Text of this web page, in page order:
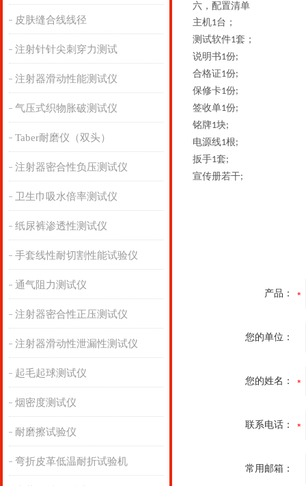
皮肤缝合线线径
注射针针尖刺穿力测试
注射器滑动性能测试仪
气压式织物胀破测试仪
Taber耐磨仪（双头）
注射器密合性负压测试仪
卫生巾吸水倍率测试仪
纸尿裤渗透性测试仪
手套线性耐切割性能试验仪
通气阻力测试仪
注射器密合性正压测试仪
注射器滑动性泄漏性测试仪
起毛起球测试仪
烟密度测试仪
耐磨擦试验仪
弯折皮革低温耐折试验机
六，配置清单
主机1台；
测试软件1套；
说明书1份;
合格证1份;
保修卡1份;
签收单1份;
铭牌1块;
电源线1根;
扳手1套;
宣传册若干;
产品：
您的单位：
您的姓名：
联系电话：
常用邮箱：